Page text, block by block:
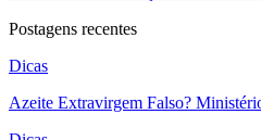
Postagens recentes
Dicas
Azeite Extravirgem Falso?